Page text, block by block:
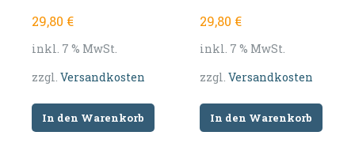
29,80 €
inkl. 7 % MwSt.
zzgl. Versandkosten
In den Warenkorb
29,80 €
inkl. 7 % MwSt.
zzgl.Versandkosten
In den Warenkorb